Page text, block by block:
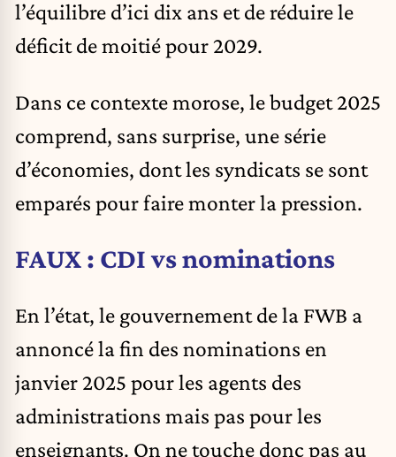
l’équilibre d’ici dix ans et de réduire le
déficit de moitié pour 2029.
Dans ce contexte morose, le budget 2025
comprend, sans surprise, une série
d’économies, dont les syndicats se sont
emparés pour faire monter la pression.
FAUX : CDI vs nominations
En l’état, le gouvernement de la FWB a
annoncé la fin des nominations en
janvier 2025 pour les agents des
administrations mais pas pour les
enseignants. On ne touche donc pas au